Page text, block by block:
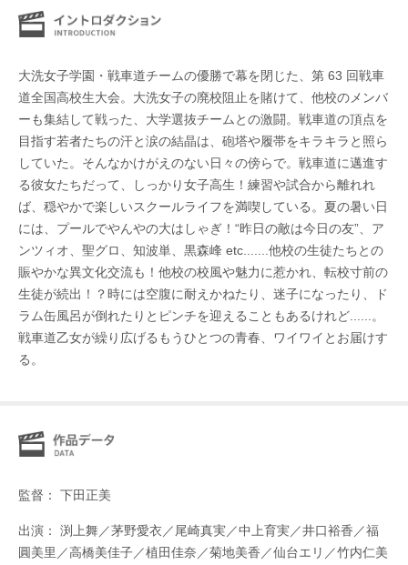
大洗女子学園・戦車道チームの優勝で幕を閉じた、第 63 回戦車
道全国高校生大会。大洗女子の廃校阻止を賭けて、他校のメンバ
ーも集結して戦った、大学選抜チームとの激闘。戦車道の頂点を
目指す若者たちの汗と涙の結晶は、砲塔や履帯をキラキラと照ら
していた。そんなかけがえのない日々の傍らで。戦車道に邁進す
る彼女たちだって、しっかり女子高生！練習や試合から離れれ
ば、穏やかで楽しいスクールライフを満喫している。夏の暑い日
には、プールでやんやの大はしゃぎ！“昨日の敵は今日の友”、ア
ンツィオ、聖グロ、知波単、黒森峰 etc.......他校の生徒たちとの
賑やかな異文化交流も！他校の校風や魅力に惹かれ、転校寸前の
生徒が続出！？時には空腹に耐えかねたり、迷子になったり、ド
ラム缶風呂が倒れたりとピンチを迎えることもあるけれど......。
戦車道乙女が繰り広げるもうひとつの青春、ワイワイとお届けす
る。
監督： 下田正美
出演： 渕上舞／茅野愛衣／尾崎真実／中上育実／井口裕香／福
圓美里／高橋美佳子／植田佳奈／菊地美香／仙台エリ／竹内仁美